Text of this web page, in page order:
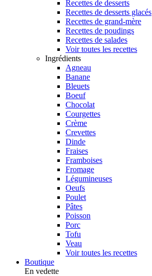
Recettes de desserts
Recettes de desserts glacés
Recettes de grand-mère
Recettes de poudings
Recettes de salades
Voir toutes les recettes
Ingrédients
Agneau
Banane
Bleuets
Boeuf
Chocolat
Courgettes
Crème
Crevettes
Dinde
Fraises
Framboises
Fromage
Légumineuses
Oeufs
Poulet
Pâtes
Poisson
Porc
Tofu
Veau
Voir toutes les recettes
Boutique
En vedette